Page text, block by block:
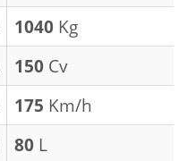
1040 Kg
150 Cv
175 Km/h
80 L